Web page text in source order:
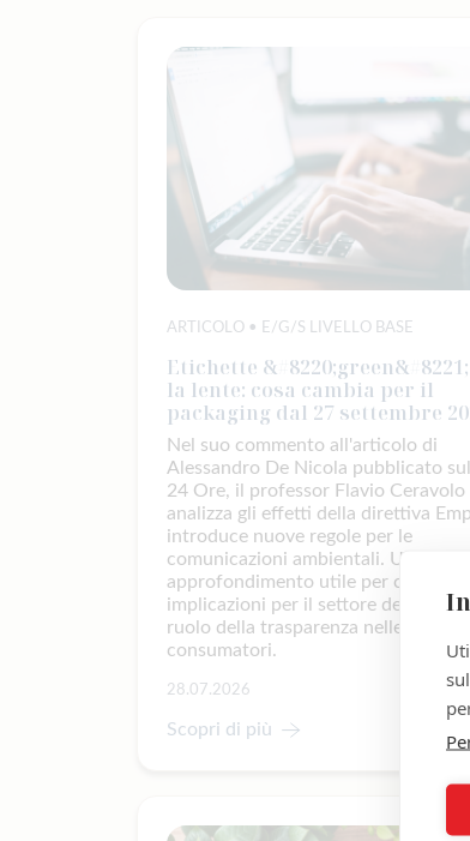
ARTICOLO • E/G/S LIVELLO BASE
Etichette
la lente: cosa cambia per il
packaging dal 27 settembre
Nel suo commento all'articolo di
Alessandro De Nicola pubblicato
24 Ore, il professor Flavio Ceravolo
analizza gli effetti della direttiva
introduce nuove regole per le
comunicazioni ambientali. Un
approfondimento utile per
implicazioni per il settore del
ruolo della trasparenza nelle scelte
consumatori.
28.07.2026
Scopri di più